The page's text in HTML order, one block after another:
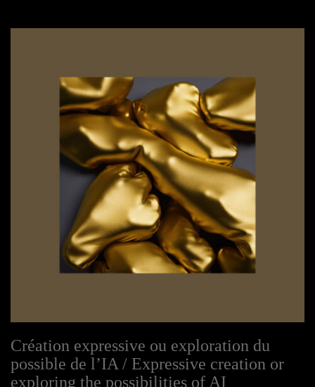
Création expressive ou exploration du
possible de l’IA / Expressive creation or
exploring the possibilities of AI